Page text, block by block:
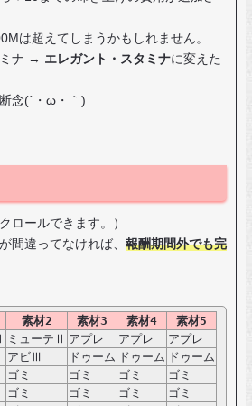
は超えてしまうかもしれません。
ナ → エレガント・スタミナに変えた
念(´・ω・｀)
ロールできます。）
間違ってなければ、 報酬期間外でも完
素材2 素材3 素材4
素材5
ミューテⅡ アプレ アプレ
アプレ
アビⅢ ドゥーム ドゥーム ドゥーム
ゴミ ゴミ ゴミ
ゴミ
ゴミ ゴミ ゴミ
ゴミ